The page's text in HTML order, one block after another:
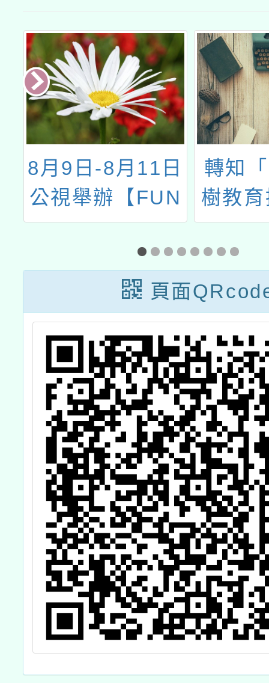
8月9日-8月11日
公視舉辦【FUN
出大能力】公視
遊樂派對
轉知
樹教
增能
縣斗
民小
簡
頁面